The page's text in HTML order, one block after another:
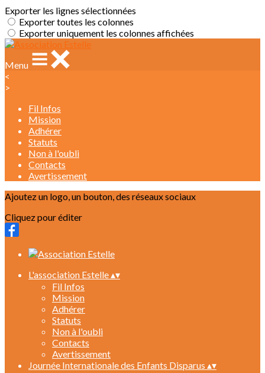
Exporter les lignes sélectionnées
Exporter toutes les colonnes
Exporter uniquement les colonnes affichées
Menu
<
>
Fil Infos
Mission
Adhérer
Statuts
Non à l'oubli
Contacts
Avertissement
Ajoutez un logo, un bouton, des réseaux sociaux
Cliquez pour éditer
L'association Estelle▴▾
Fil Infos
Mission
Adhérer
Statuts
Non à l'oubli
Contacts
Avertissement
Journée Internationale des Enfants Disparus ▴▾